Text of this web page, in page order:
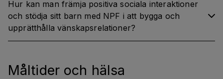
Hur kan man främja positiva sociala interaktioner
och stödja sitt barn med NPF i att bygga och
upprätthålla vänskapsrelationer?
Måltider och hälsa